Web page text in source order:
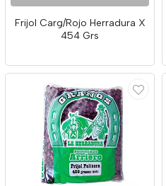
Frijol Carg/Rojo Herradura X
454 Grs